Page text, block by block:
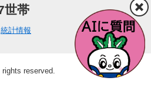
世帯
統計情報
reserved.